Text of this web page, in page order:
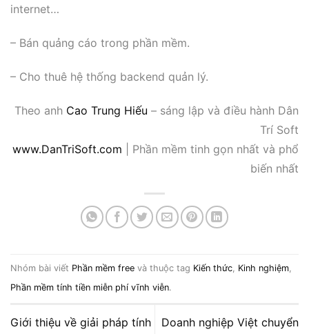
internet…
– Bán quảng cáo trong phần mềm.
– Cho thuê hệ thống backend quản lý.
Theo anh Cao Trung Hiếu – sáng lập và điều hành Dân
Trí Soft
www.DanTriSoft.com | Phần mềm tinh gọn nhất và phổ
biến nhất
Nhóm bài viết Phần mềm free và thuộc tag Kiến thức, Kinh nghiệm,
Phần mềm tính tiền miễn phí vĩnh viễn.
Giới thiệu về giải pháp tính
Doanh nghiệp Việt chuyển